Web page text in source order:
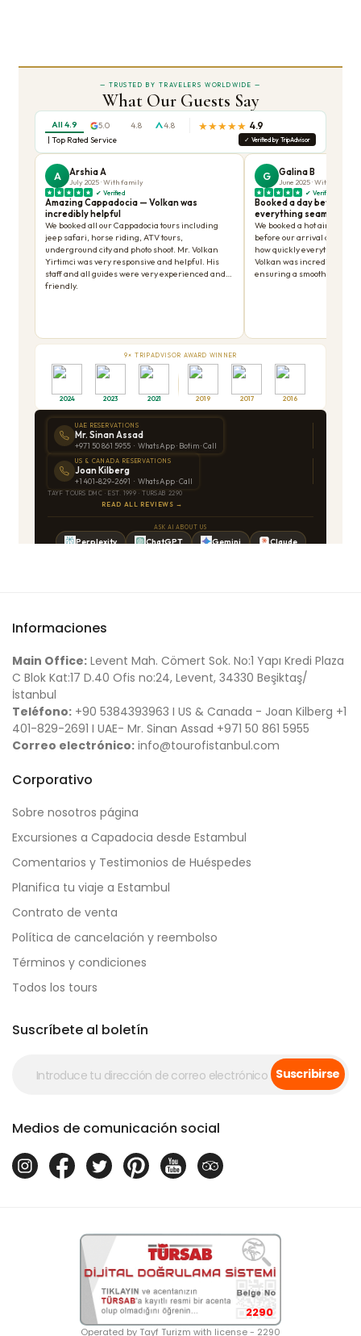
Informaciones
Main Office: Levent Mah. Cömert Sok. No:1 Yapı Kredi Plaza
C Blok Kat:17 D.40 Ofis no:24, Levent, 34330 Beşiktaş/
İstanbul
Teléfono: +90 5384393963 I US & Canada - Joan Kilberg +1
401-829-2691 I UAE- Mr. Sinan Assad +971 50 861 5955
Correo electrónico: info@tourofistanbul.com
Corporativo
Sobre nosotros página
Excursiones a Capadocia desde Estambul
Comentarios y Testimonios de Huéspedes
Planifica tu viaje a Estambul
Contrato de venta
Política de cancelación y reembolso
Términos y condiciones
Todos los tours
Suscríbete al boletín
Suscribirse
Medios de comunicación social
2290
Operated by Tayf Turizm with license - 2290